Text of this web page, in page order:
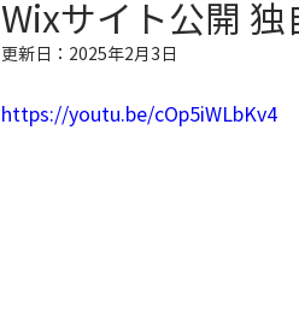
Wixサイト公開
更新日： 2025年2月3日
https://youtu.be/cOp5iWLbKv4